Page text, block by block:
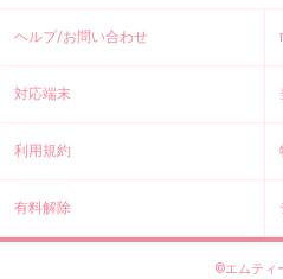
ヘルプ/お問い合わせ
対応端末
利用規約
有料解除
©エムティ